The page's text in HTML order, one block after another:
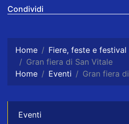
Condividi
Home
Fiere, feste e festival
Gran fiera di San Vitale
Home
Eventi Gran fiera
Eventi